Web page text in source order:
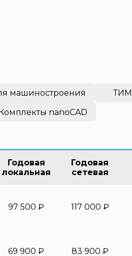
машиностроения ТИМ
nanoCAD
Годовая
локальная
Годовая
сетевая
97 500 ₽ 117 000 ₽
69 900 ₽ 83 900 ₽